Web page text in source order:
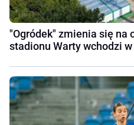
"Ogródek" zmienia się na
stadionu Warty wchodzi